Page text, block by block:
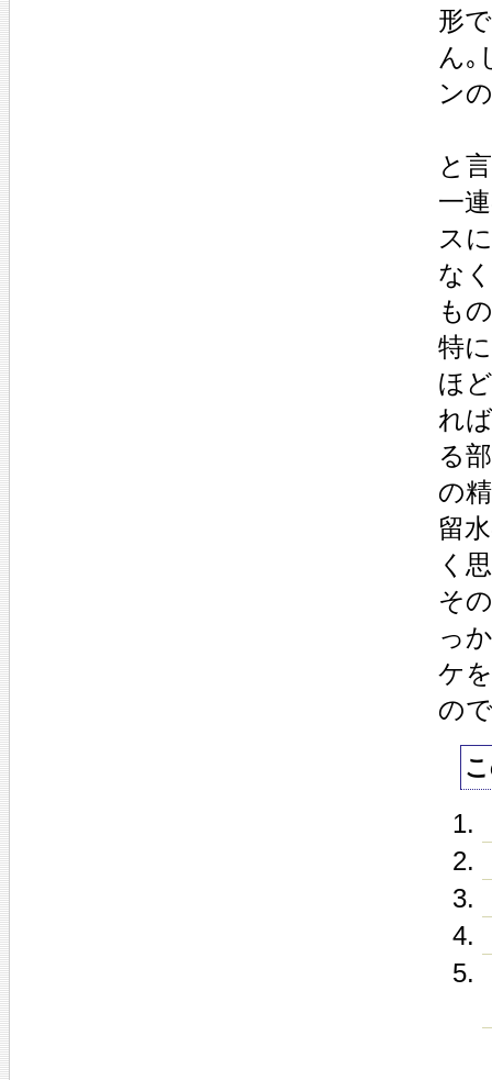
形
ん｡
ン
と
一
ス
な
も
特
ほ
れ
る
の
留
く
そ
っ
ケ
の